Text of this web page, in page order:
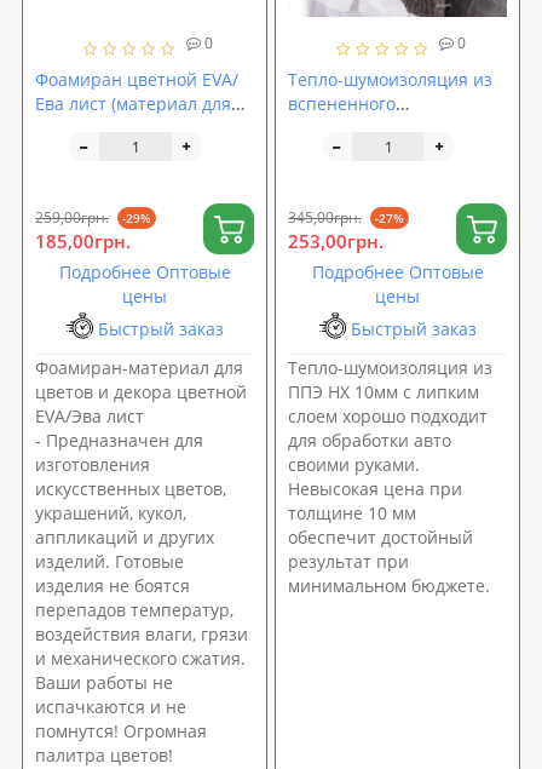
0
Фоамиран цветной EVA/
Ева лист (материал для
500x500x5мм
259,00грн. -29%
185,00грн.
Подробнее Оптовые
цены
Быстрый заказ
Фоамиран-материал для
цветов и декора цветной
EVA/Эва лист
- Предназначен для
изготовления
искусственных цветов,
украшений, кукол,
аппликаций и других
изделий. Готовые
изделия не боятся
перепадов температур,
воздействия влаги, грязи
и механического сжатия.
Ваши работы не
испачкаются и не
помнутся! Огромная
палитра цветов!
0
Тепло-шумоизоляция из
вспененного
10мм с липким слоем
345,00грн. -27%
253,00грн.
Подробнее Оптовые
цены
Быстрый заказ
Тепло-шумоизоляция из
ППЭ НХ 10мм с липким
слоем хорошо подходит
для обработки авто
своими руками.
Невысокая цена при
толщине 10 мм
обеспечит достойный
результат при
минимальном бюджете.